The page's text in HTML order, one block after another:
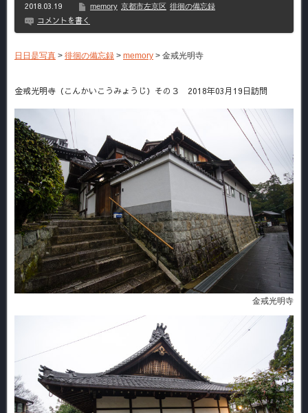
2018.03.19 memory 京都市左京区 徘徊の備忘録
コメントを書く
日日是写真 > 徘徊の備忘録 > memory > 金戒光明寺
金戒光明寺（こんかいこうみょうじ）その３ 2018年03月19日訪問
金戒光明寺